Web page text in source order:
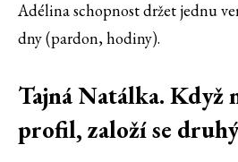
Adélina schopnost držet jednu
dny (pardon, hodiny).
Tajná Natálka. Když
profil, založí se druhý